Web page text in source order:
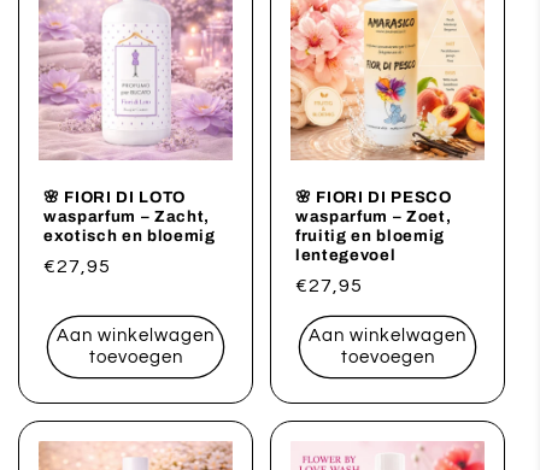
🌸 FIORI DI LOTO
wasparfum – Zacht,
exotisch en bloemig
Normale
€27,95
Aan winkelwagen
toevoegen
🌸 FIORI DI PESCO
wasparfum – Zoet,
fruitig en bloemig
lentegevoel
Normale
prijs
€27,95
Aan winkelwagen
toevoegen